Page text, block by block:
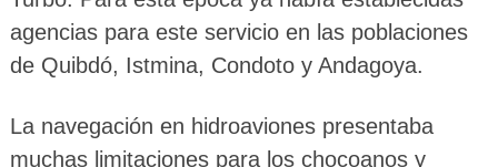
agencias para este servicio en las poblaciones
de Quibdó, Istmina, Condoto y Andagoya.
La navegación en hidroaviones presentaba
muchas limitaciones para los chocoanos y